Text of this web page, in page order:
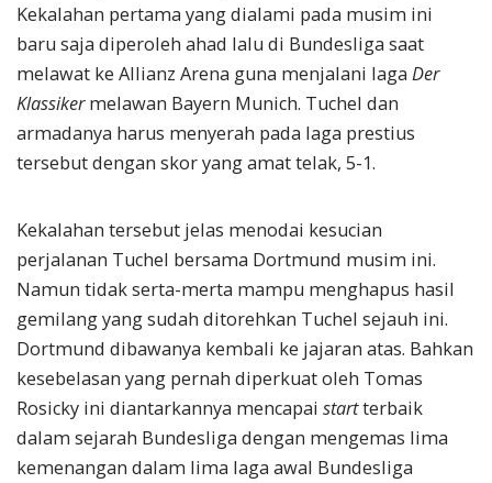
Kekalahan pertama yang dialami pada musim ini
baru saja diperoleh ahad lalu di Bundesliga saat
melawat ke Allianz Arena guna menjalani laga Der
Klassikermelawan Bayern Munich. Tuchel dan
armadanya harus menyerah pada laga prestius
tersebut dengan skor yang amat telak, 5-1.
Kekalahan tersebut jelas menodai kesucian
perjalanan Tuchel bersama Dortmund musim ini.
Namun tidak serta-merta mampu menghapus hasil
gemilang yang sudah ditorehkan Tuchel sejauh ini.
Dortmund dibawanya kembali ke jajaran atas. Bahkan
kesebelasan yang pernah diperkuat oleh Tomas
Rosicky ini diantarkannya mencapai startterbaik
dalam sejarah Bundesliga dengan mengemas lima
kemenangan dalam lima laga awal Bundesliga